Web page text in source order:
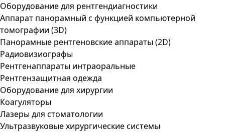
Оборудование для рентгендиагностики
Аппарат панорамный с функцией компьютерной
томографии (3D)
Панорамные рентгеновские аппараты (2D)
Радиовизиографы
Рентгенаппараты интраоральные
Рентгензащитная одежда
Оборудование для хирургии
Коагуляторы
Лазеры для стоматологии
Ультразвуковые хирургические системы